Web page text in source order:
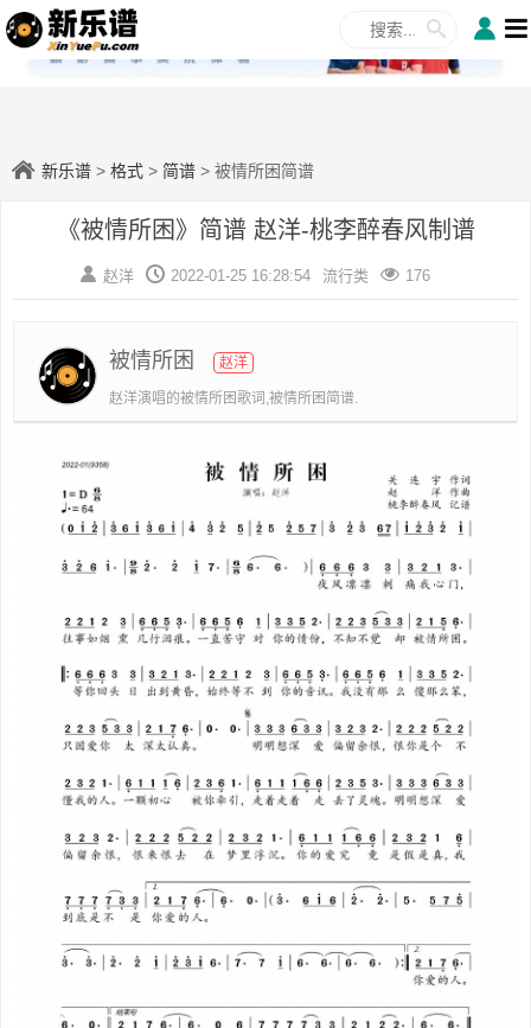
✕
新乐谱 > 格式 > 简谱 > 被情所困简谱
《被情所困》简谱 赵洋-桃李醉春风制谱
赵洋 2022-01-25 16:28:54 流行类 176
被情所困 赵洋
赵洋演唱的被情所困歌词,被情所困简谱.